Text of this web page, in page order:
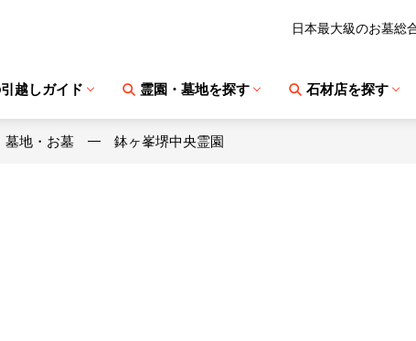
日本最大級のお墓総
越しガイド 霊園・墓地を探す 石材店を探す
墓地・お墓 鉢ヶ峯堺中央霊園